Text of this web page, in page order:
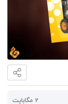
2 مگابایت